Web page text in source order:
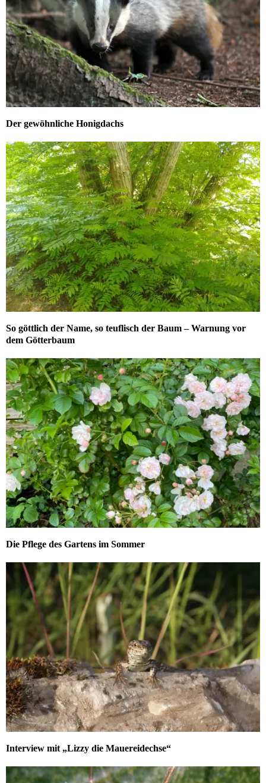
Der gewöhnliche Honigdachs
So göttlich der Name, so teuflisch der Baum – Warnung vor
dem Götterbaum
Die Pflege des Gartens im Sommer
Interview mit „Lizzy die Mauereidechse“